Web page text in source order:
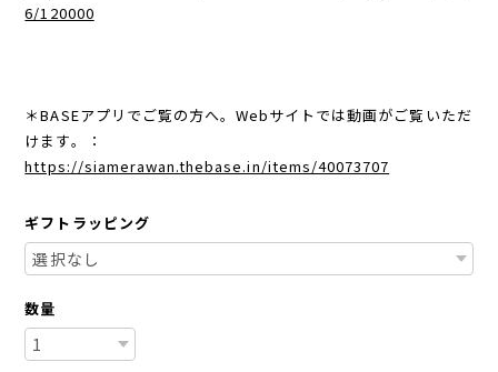
6/120000
＊BASEアプリでご覧の方へ。Webサイトでは動画がご覧いただ
けます。：
https://siamerawan.thebase.in/items/40073707
ギフトラッピング
数量